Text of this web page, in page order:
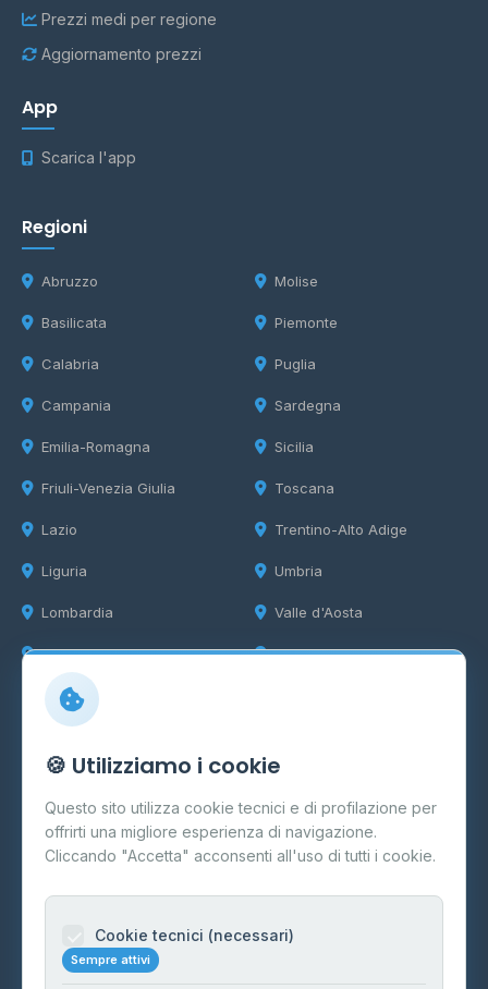
Prezzi medi per regione
Aggiornamento prezzi
App
Scarica l'app
Regioni
Abruzzo
Basilicata
Calabria
Campania
Emilia-Romagna
Friuli-Venezia Giulia
Lazio
Liguria
Lombardia
Marche
Molise
Piemonte
Puglia
Sardegna
Sicilia
Toscana
Trentino-Alto Adige
Umbria
Valle d'Aosta
Veneto
Info
Cos'è il GPL
FAQ
Contatti
Informazioni legali
🍪 Utilizziamo i cookie
Questo sito utilizza cookie tecnici e di profilazione per
offrirti una migliore esperienza di navigazione.
Cliccando "Accetta" acconsenti all'uso di tutti i cookie.
Cookie tecnici (necessari)
Sempre attivi